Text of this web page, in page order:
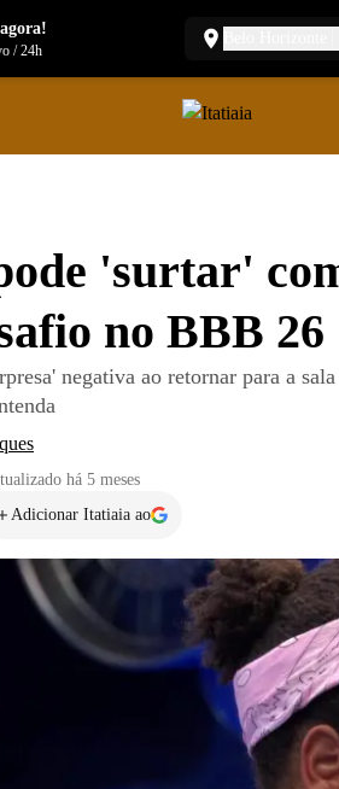
'surtar'
no BBB 26
negativa ao retornar para a
há 5 meses
Adicionar Itatiaia ao
/24h